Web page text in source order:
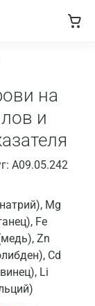
на
и
A09.05.242
Mg
Fe
Zn
Cd
Li